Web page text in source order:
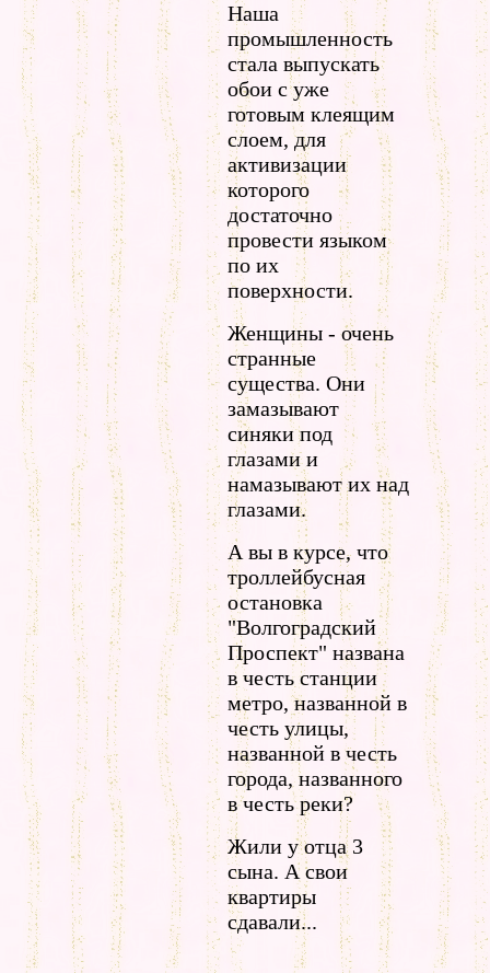
Наша
промышленность
стала выпускать
обои с уже
готовым клеящим
слоем, для
активизации
которого
достаточно
провести языком
по их
поверхности.
Женщины - очень
странные
существа. Они
замазывают
синяки под
глазами и
намазывают их над
глазами.
А вы в курсе, что
троллейбусная
остановка
"Волгоградский
Проспект" названа
в честь станции
метро, названной в
честь улицы,
названной в честь
города, названного
в честь реки?
Жили у отца 3
сына. А свои
квартиры
сдавали...